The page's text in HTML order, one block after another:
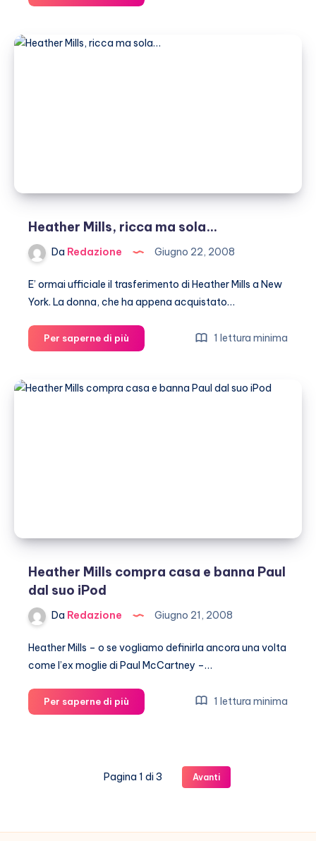
Mills
Naomi.
Heather Mills, ricca ma sola…
Da Redazione Giugno 22, 2008
E’ ormai ufficiale il trasferimento di Heather Mills a New
York. La donna, che ha appena acquistato…
Per saperne di più
Mills,
ma
1 lettura minima
Heather Mills compra casa e banna Paul
dal suo iPod
Da Redazione Giugno 21, 2008
Heather Mills – o se vogliamo definirla ancora una volta
come l’ex moglie di Paul McCartney –…
Per saperne di più
Mills
banna
suo
1 lettura minima
Pagina 1 di 3 Avanti